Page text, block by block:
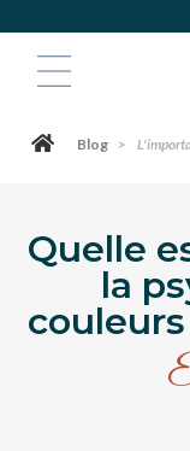
Blog >
Quelle
la